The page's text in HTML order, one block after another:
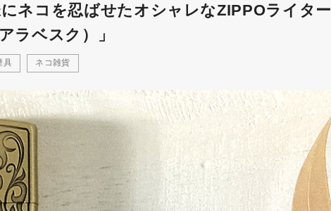
ネコを忍ばせたオシャレなZIPPOライター
ラベスク）」
具 ネコ雑貨